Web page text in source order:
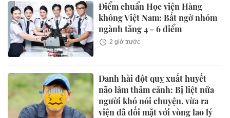
Điểm chuẩn Học viện Hàng
không Việt Nam: Bất ngờ nhóm
ngành tăng 4 - 6 điểm
2 giờ trước
Danh hài đột quỵ xuất huyết
não lâm thảm cảnh: Bị liệt nửa
người khó nói chuyện, vừa ra
viện đã đối mặt với vòng lao lý